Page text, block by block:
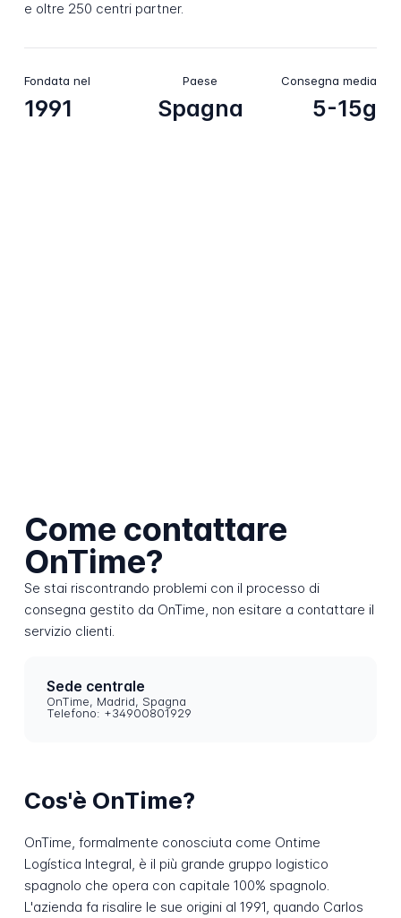
e oltre 250 centri partner.
Fondata nel
1991
Paese
Spagna
Consegna media
5-15g
Come contattare
OnTime?
Se stai riscontrando problemi con il processo di
consegna gestito da OnTime, non esitare a contattare il
servizio clienti.
Sede centrale
OnTime, Madrid, Spagna
Telefono: +34900801929
Cos'è OnTime?
OnTime, formalmente conosciuta come Ontime
Logística Integral, è il più grande gruppo logistico
spagnolo che opera con capitale 100% spagnolo.
L'azienda fa risalire le sue origini al 1991, quando Carlos